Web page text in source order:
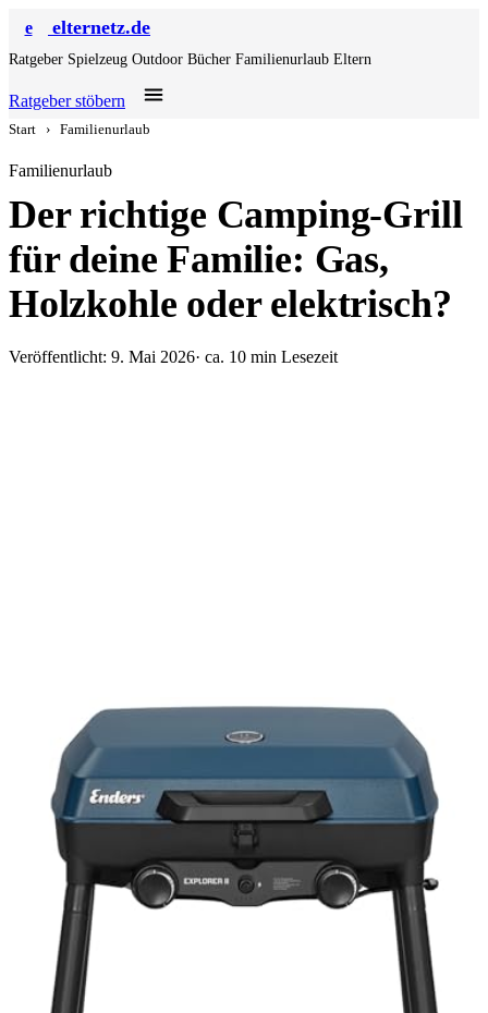
e elternetz.de
Ratgeber Spielzeug Outdoor Bücher Familienurlaub Eltern
Ratgeber stöbern
Start › Familienurlaub
Familienurlaub
Der richtige Camping-Grill
für deine Familie: Gas,
Holzkohle oder elektrisch?
Veröffentlicht: 9. Mai 2026· ca. 10 min Lesezeit